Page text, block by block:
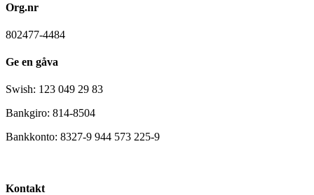
Org.nr
802477-4484
Ge en gåva
Swish: 123 049 29 83
Bankgiro: 814-8504
Bankkonto: 8327-9 944 573 225-9
Kontakt